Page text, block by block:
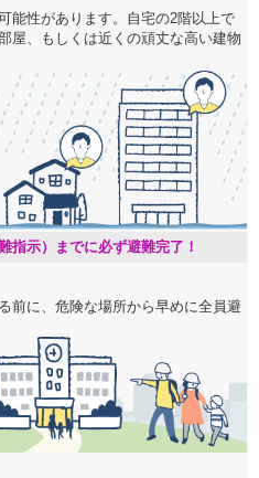
能性があります。自宅の2階以上で
屋、もしくは近くの頑丈な高い建物
指示）までに必ず避難完了！
前に、危険な場所から早めに全員避